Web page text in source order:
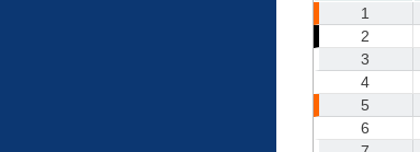
1
2
3
4
5
6